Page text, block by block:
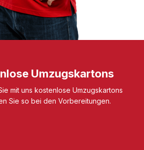
Umzugskartons
mit uns kostenlose Umzugskartons
Sie so bei den Vorbereitungen.